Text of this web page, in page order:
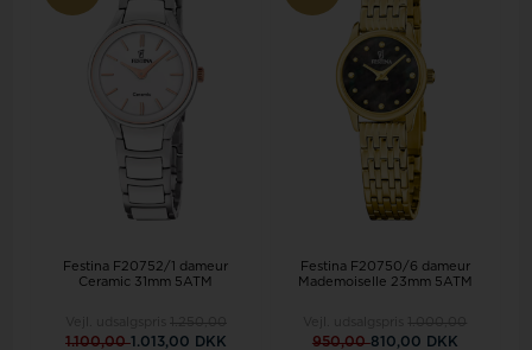
Festina F20752/1 dameur
Ceramic 31mm 5ATM
1.100,001.013,00 DKK
Festina F20750/6 dameur
Mademoiselle 23mm 5ATM
950,00810,00 DKK